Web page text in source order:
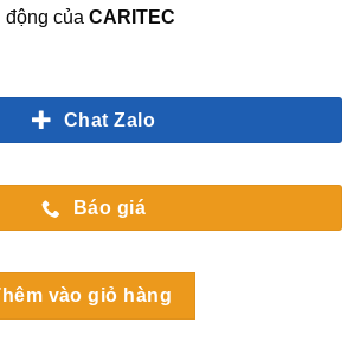
động của CARITEC
Chat Zalo
Báo giá
Tiên Đạo Caritec PCS ESE 3.450 | Hàng
vào giỏ hàng